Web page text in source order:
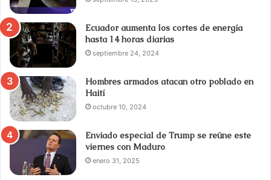
Ecuador aumenta los cortes de energía
hasta 14 horas diarias
septiembre 24, 2024
Hombres armados atacan otro poblado en
Haití
octubre 10, 2024
Enviado especial de Trump se reúne este
viernes con Maduro
enero 31, 2025